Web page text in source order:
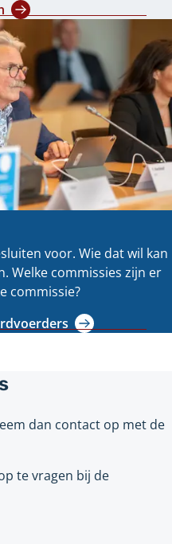
voor. Wie dat wil kan
Welke commissies zijn er
commissie?
dan contact op met de
te vragen bij de